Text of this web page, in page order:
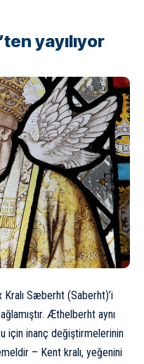
yayılıyor
Sæberht (Saberht)’i
Æthelberht aynı
için inanç değiştirmelerinin
– Kent kralı, yeğenini